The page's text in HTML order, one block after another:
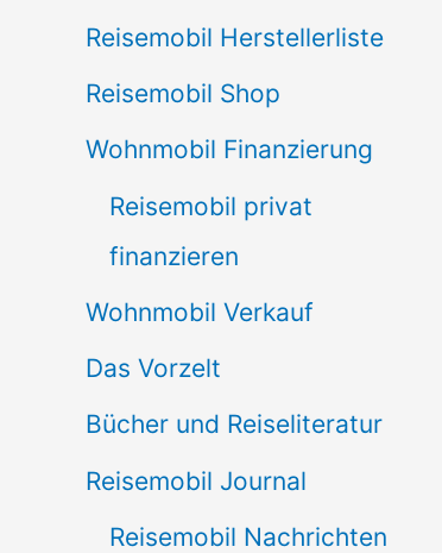
Reisemobil Herstellerliste
Reisemobil Shop
Wohnmobil Finanzierung
Reisemobil privat
finanzieren
Wohnmobil Verkauf
Das Vorzelt
Bücher und Reiseliteratur
Reisemobil Journal
Reisemobil Nachrichten